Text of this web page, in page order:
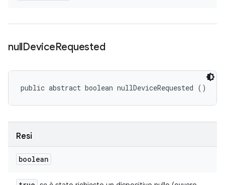
nullDeviceRequested
public abstract boolean nullDeviceRequested ()
Resi
boolean